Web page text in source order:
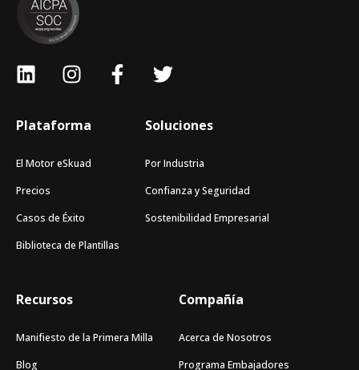
Plataforma
El Motor eSkuad
Precios
Casos de Éxito
Biblioteca de Plantillas
Soluciones
Por Industria
Confianza y Seguridad
Sostenibilidad Empresarial
Recursos
Manifiesto de la Primera Milla
Blog
Compañía
Acerca de Nosotros
Programa Embajadores